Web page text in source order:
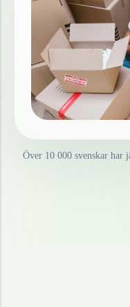
Över 10 000 svenskar har